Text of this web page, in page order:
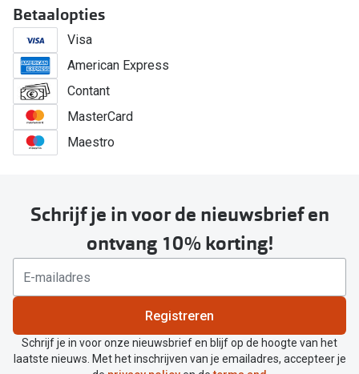
Betaalopties
Visa
American Express
Contant
MasterCard
Maestro
Schrijf je in voor de nieuwsbrief en
ontvang 10% korting!
Registreren
Schrijf je in voor onze nieuwsbrief en blijf op de hoogte van het
laatste nieuws. Met het inschrijven van je emailadres, accepteer je